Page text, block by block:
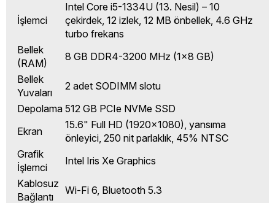
İşlemci
Intel Core i5-1334U (13. Nesil) – 10
çekirdek, 12 izlek, 12 MB önbellek, 4.6 GHz
turbo frekans
Bellek
(RAM)
8 GB DDR4-3200 MHz (1x8 GB)
Bellek
Yuvaları
2 adet SODIMM slotu
Depolama 512 GB PCIe NVMe SSD
Ekran
15.6" Full HD (1920x1080), yansıma
önleyici, 250 nit parlaklık, 45% NTSC
Grafik
İşlemci
Intel Iris Xe Graphics
Kablosuz
Bağlantı
Wi-Fi 6, Bluetooth 5.3